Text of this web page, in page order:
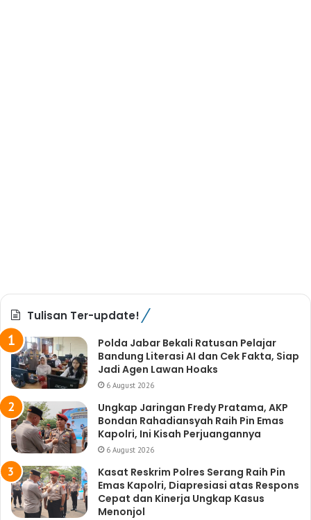
Tulisan Ter-update!
Polda Jabar Bekali Ratusan Pelajar
Bandung Literasi AI dan Cek Fakta, Siap
Jadi Agen Lawan Hoaks
6 August 2026
Ungkap Jaringan Fredy Pratama, AKP
Bondan Rahadiansyah Raih Pin Emas
Kapolri, Ini Kisah Perjuangannya
6 August 2026
Kasat Reskrim Polres Serang Raih Pin
Emas Kapolri, Diapresiasi atas Respons
Cepat dan Kinerja Ungkap Kasus
Menonjol